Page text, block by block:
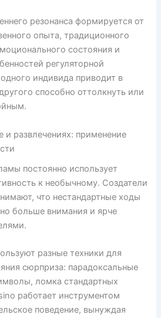
резонанса формируется от
опыта, традиционного
состояния и
регуляторной
индивида приводит в
способно оттолкнуть или
развлечениях: применение
постоянно использует
к необычному. Создатели
что нестандартные ходы
больше внимания и ярче
разные техники для
сюрприза: парадоксальные
ломка стандартных
работает инструментом
поведение, вынуждая